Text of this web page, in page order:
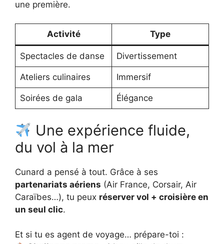
une première.
Activité Type
Spectacles de danse Divertissement
Ateliers culinaires Immersif
Soirées de gala Élégance
Une expérience fluide,
du vol à la mer
Cunard a pensé à tout. Grâce à ses
partenariats aériens (Air France, Corsair, Air
Caraïbes…), tu peux réserver vol + croisière en
un seul clic.
Et si tu es agent de voyage… prépare-toi :